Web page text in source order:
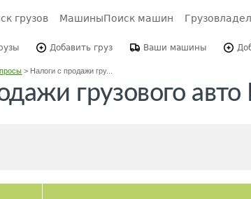
грузов МашиныПоиск машин
Добавить груз Ваши машины
> Налоги с продажи гру...
грузового